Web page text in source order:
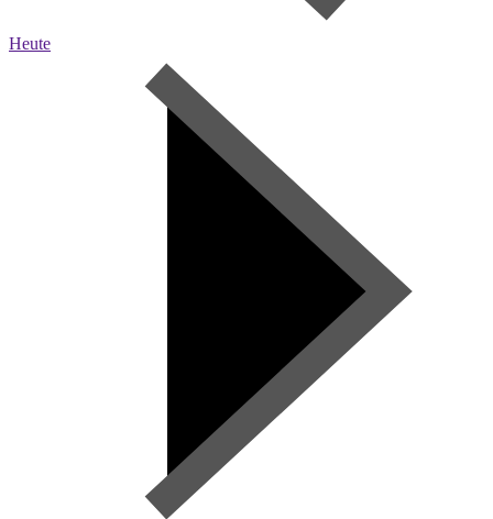
Heute